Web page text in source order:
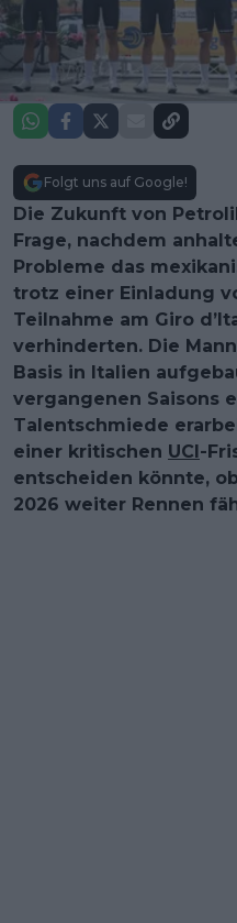
Folgt uns auf Google!
Die Zukunft von
Frage, nachdem
Probleme das
trotz einer Einladung
Teilnahme am Giro
verhinderten. Die
Basis in Italien
vergangenen Saisons
Talentschmiede
einer kritischen UCI-
entscheiden könnte,
2026 weiter Rennen